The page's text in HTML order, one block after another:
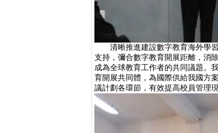
清晰推進建設數字教育海外學習中
支持，彌合數字教育開展距離，
成為全球教育工作者的共同議題。
育開展共同體，為國際供給我國
議計劃各環節，有效提高校員管理